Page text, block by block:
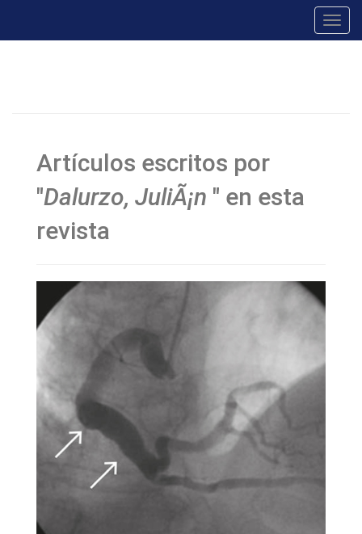
Artículos escritos por
"Dalurzo, JuliÃ¡n " en esta
revista